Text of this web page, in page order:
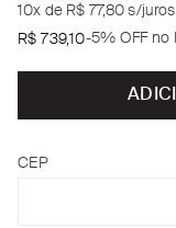
10x de R$ 77,80 s/juros
R$ 739,10-5% OFF no
CEP